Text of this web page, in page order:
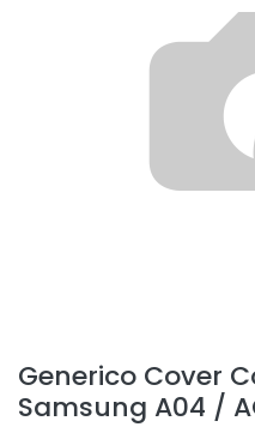
Generico Cover
Samsung A04 /